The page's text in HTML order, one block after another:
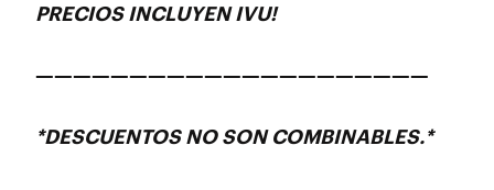
PRECIOS INCLUYEN IVU!
—————————————————————
*DESCUENTOS NO SON COMBINABLES.*